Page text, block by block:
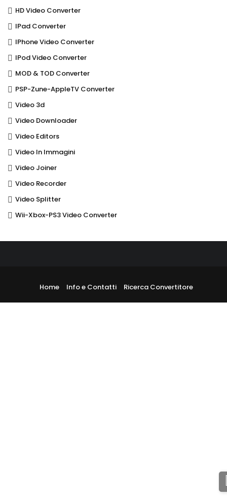
HD Video Converter
IPad Converter
IPhone Video Converter
IPod Video Converter
MOD & TOD Converter
PSP-Zune-AppleTV Converter
Video 3d
Video Downloader
Video Editors
Video In Immagini
Video Joiner
Video Recorder
Video Splitter
Wii-Xbox-PS3 Video Converter
Home Info e Contatti Ricerca Convertitore